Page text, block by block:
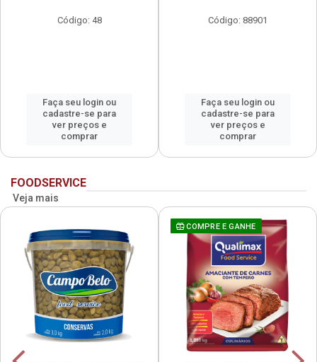
Código: 48
Faça seu login ou
cadastre-se para
ver preços e
comprar
Código: 88901
Faça seu login ou
cadastre-se para
ver preços e
comprar
FOODSERVICE
Veja mais
COMPRE E GANHE